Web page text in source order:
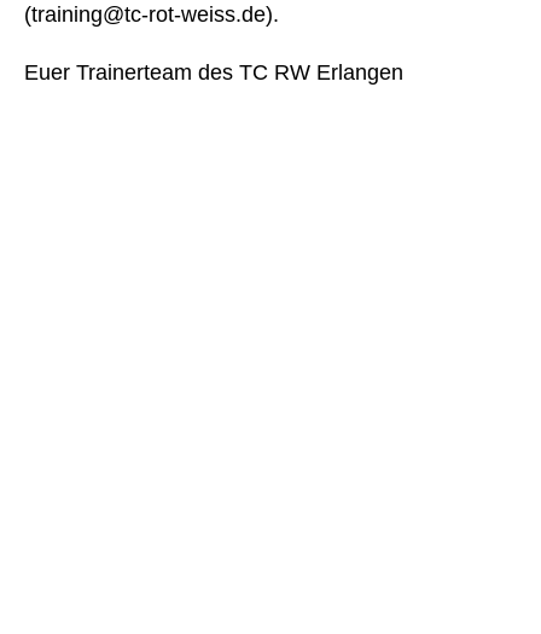
(training@tc-rot-weiss.de).
Euer Trainerteam des TC RW Erlangen